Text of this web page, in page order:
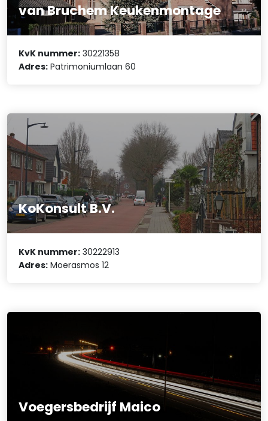
van Bruchem Keukenmontage
KvK nummer: 30221358
Adres: Patrimoniumlaan 60
KoKonsult B.V.
KvK nummer: 30222913
Adres: Moerasmos 12
Voegersbedrijf Maico